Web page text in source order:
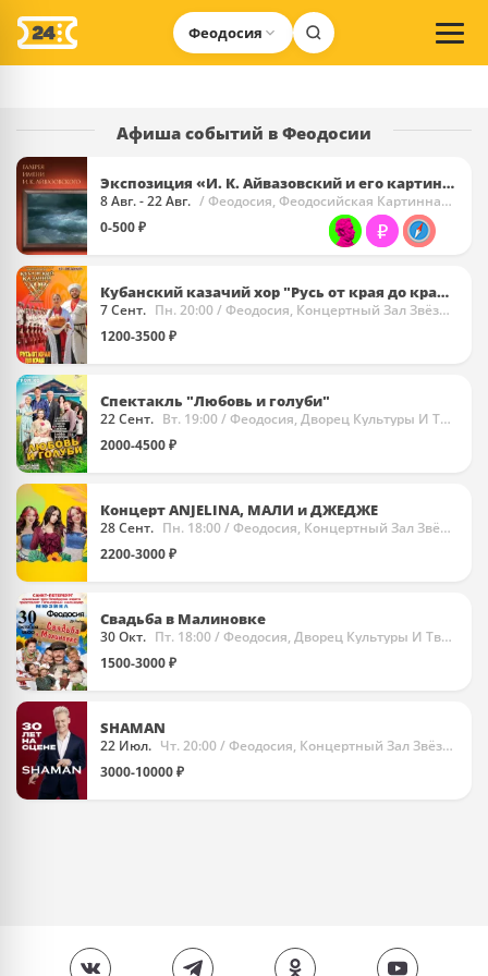
Феодосия
Афиша событий в Феодосии
Экспозиция «И. К. Айвазовский и его картинная галерея»
8 Авг. - 22 Авг. / Феодосия, Феодосийская Картинная Галерея Имени И.К. Айвазовского
0-500 ₽
Кубанский казачий хор "Русь от края до края!"
7 Сент. Пн. 20:00 / Феодосия, Концертный Зал Звёздный
1200-3500 ₽
​Спектакль "Любовь и голуби"
22 Сент. Вт. 19:00 / Феодосия, Дворец Культуры И Творчества Чайка
2000-4500 ₽
Концерт ANJELINA, МАЛИ и ДЖЕДЖЕ
28 Сент. Пн. 18:00 / Феодосия, Концертный Зал Звёздный
2200-3000 ₽
Свадьба в Малиновке
30 Окт. Пт. 18:00 / Феодосия, Дворец Культуры И Творчества Чайка
1500-3000 ₽
SHAMAN
22 Июл. Чт. 20:00 / Феодосия, Концертный Зал Звёздный
3000-10000 ₽